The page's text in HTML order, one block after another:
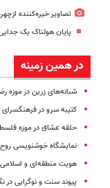
تصاویر خیره‌کننده
پایان هولناک یک جدایی | قتل ۳نفر و
در همین زمینه
شبانه‌های زرین در موزه
کتیبه سرو در فرهنگسرای
حلقه عشاق در موزه
نمایشگاه خوشنویسی روح
هویت منطقه‌ای و اسلامی
پیوند سنت و نوگرایی در